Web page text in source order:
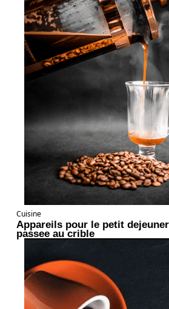
Cuisine
Appareils pour le petit
passee au crible